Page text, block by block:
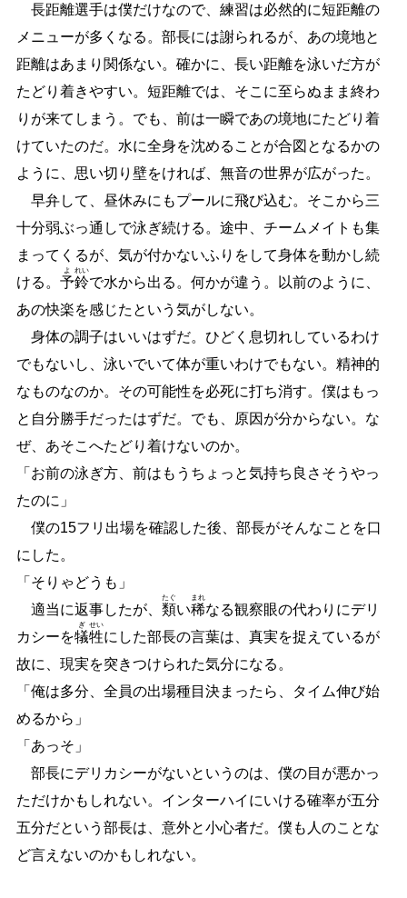
長距離選手は僕だけなので、練習は必然的に短距離の
メニューが多くなる。部長には謝られるが、あの境地と
距離はあまり関係ない。確かに、長い距離を泳いだ方が
たどり着きやすい。短距離では、そこに至らぬまま終わ
りが来てしまう。でも、前は一瞬であの境地にたどり着
けていたのだ。水に全身を沈めることが合図となるかの
ように、思い切り壁をければ、無音の世界が広がった。
早弁して、昼休みにもプールに飛び込む。そこから三
十分弱ぶっ通しで泳ぎ続ける。途中、チームメイトも集
まってくるが、気が付かないふりをして身体を動かし続
ける。 予
よ
鈴
れい
で水から出る。何かが違う。以前のように、
あの快楽を感じたという気がしない。
身体の調子はいいはずだ。ひどく息切れしているわけ
でもないし、泳いでいて体が重いわけでもない。精神的
なものなのか。その可能性を必死に打ち消す。僕はもっ
と自分勝手だったはずだ。でも、原因が分からない。な
ぜ、あそこへたどり着けないのか。
「お前の泳ぎ方、前はもうちょっと気持ち良さそうやっ
たのに」
僕の15フリ出場を確認した後、部長がそんなことを口
にした。
「そりゃどうも」
適当に返事したが、 類
たぐ
い稀
まれ
なる観察眼の代わりにデリ
カシーを犠
ぎ
牲
せい
にした部長の言葉は、真実を捉えているが
故に、現実を突きつけられた気分になる。
「俺は多分、全員の出場種目決まったら、タイム伸び始
めるから」
「あっそ」
部長にデリカシーがないというのは、僕の目が悪かっ
ただけかもしれない。インターハイにいける確率が五分
五分だという部長は、意外と小心者だ。僕も人のことな
ど言えないのかもしれない。